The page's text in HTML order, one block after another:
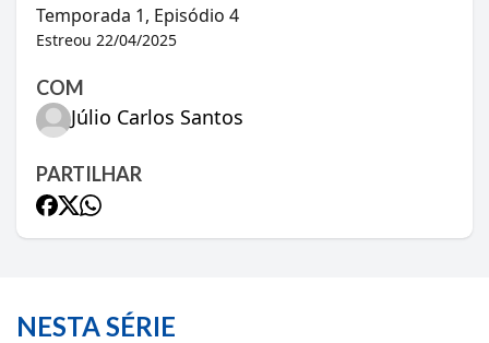
Temporada 1, Episódio 4
Estreou 22/04/2025
COM
Júlio Carlos Santos
PARTILHAR
NESTA SÉRIE